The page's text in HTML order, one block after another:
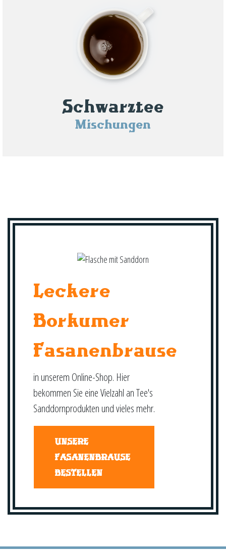
Schwarztee
Mischungen
Leckere
Borkumer
Fasanenbrause
in unserem Online-Shop. Hier
bekommen Sie eine Vielzahl an Tee's
Sanddornprodukten und vieles mehr.
UNSERE
FASANENBRAUSE
BESTELLEN